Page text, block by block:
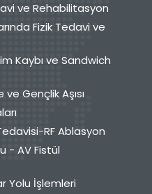
ve Rehabilitasyon
Fizik Tedavi ve
Kaybı ve Sandwich
Gençlik Aşısı
RF Ablasyon
- AV Fistül
Yolu İşlemleri